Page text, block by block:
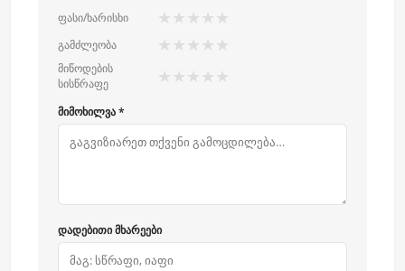
ფასი/ხარისხი
★ ★ ★ ★ ★
გამძლეობა ★ ★ ★ ★ ★
მიწოდების
სისწრაფე
★ ★ ★ ★ ★
მიმოხილვა *
დადებითი მხარეები